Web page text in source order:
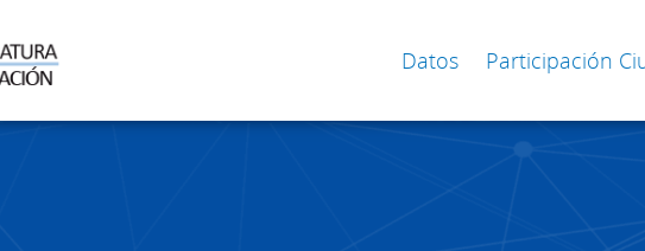
Datos Participación